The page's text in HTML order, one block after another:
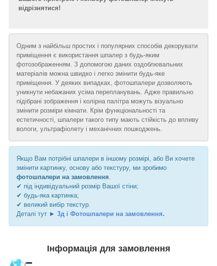
відрізнятися!
Одним з найбільш простих і популярних способів декорувати
приміщення є використання шпалер з будь-яким
фотозображенням. З допомогою даних оздоблювальних
матеріалів можна швидко і легко змінити будь-яке
приміщення. У деяких випадках, фотошпалери дозволяють
уникнути небажаних усіма перепланувань. Адже правильно
підібрані зображення і колірна палітра можуть візуально
змінити розміри кімнати. Крім функціональності та
естетичності, шпалери такого типу мають стійкість до впливу
вологи, ультрафіолету і механічних пошкоджень.
Якщо Вам потрібні шпалери в іншому розмірі, або Ви хочете
змінити картинку, основу або текстуру, ми зробимо
фотошпалери на замовлення
✔ під індивідуальний розмір Вашої стіни;
✔ будь-яка картинка;
✔ великий вибір текстур.
Деталі тут ► 3д і Фотошпалери на замовлення.
Інформація для замовлення